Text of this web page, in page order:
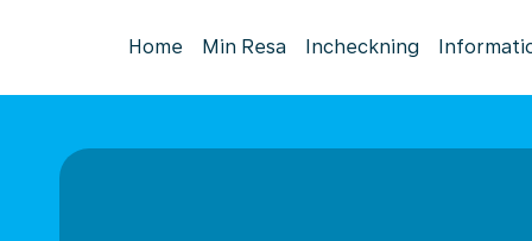
Home Min Resa Incheckning